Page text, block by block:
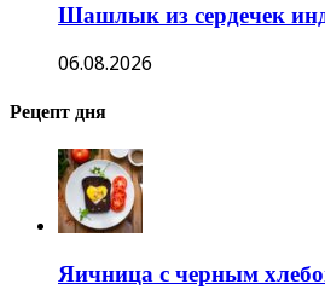
Шашлык из сердечек
06.08.2026
Рецепт дня
Яичница с черным